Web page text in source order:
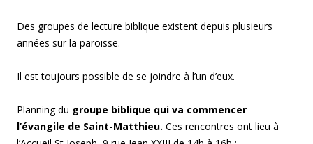
Des groupes de lecture biblique existent depuis plusieurs
années sur la paroisse.
Il est toujours possible de se joindre à l’un d’eux.
Planning du groupe biblique qui va commencer
l’évangile de Saint-Matthieu. Ces rencontres ont lieu à